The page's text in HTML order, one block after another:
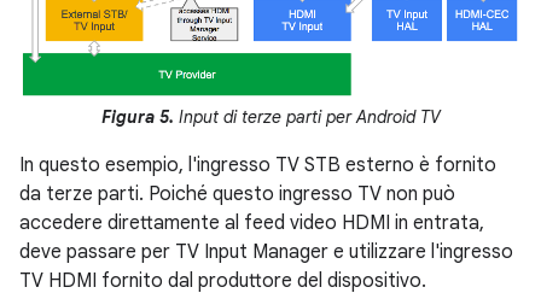
Figura 5. Input di terze parti per Android TV
In questo esempio, l'ingresso TV STB esterno è fornito
da terze parti. Poiché questo ingresso TV non può
accedere direttamente al feed video HDMI in entrata,
deve passare per TV Input Manager e utilizzare l'ingresso
TV HDMI fornito dal produttore del dispositivo.